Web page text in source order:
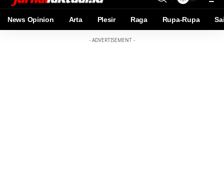
News Opinion Arta Plesir Raga Rupa-Rupa
- ADVERTISEMENT -